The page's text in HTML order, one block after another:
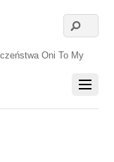
Oni To My